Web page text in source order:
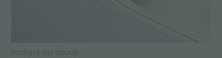
Intégré ou soudé